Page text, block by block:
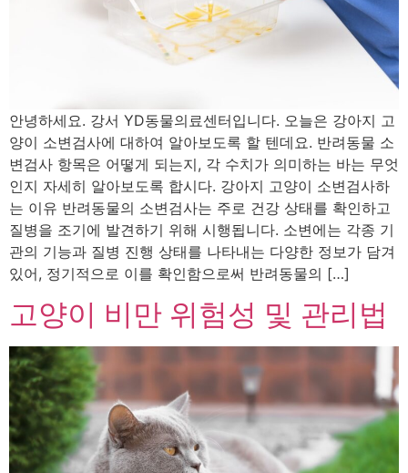
안녕하세요. 강서 YD동물의료센터입니다. 오늘은 강아지 고
양이 소변검사에 대하여 알아보도록 할 텐데요. 반려동물 소
변검사 항목은 어떻게 되는지, 각 수치가 의미하는 바는 무엇
인지 자세히 알아보도록 합시다. 강아지 고양이 소변검사하
는 이유 반려동물의 소변검사는 주로 건강 상태를 확인하고
질병을 조기에 발견하기 위해 시행됩니다. 소변에는 각종 기
관의 기능과 질병 진행 상태를 나타내는 다양한 정보가 담겨
있어, 정기적으로 이를 확인함으로써 반려동물의 […]
고양이 비만 위험성 및 관리법